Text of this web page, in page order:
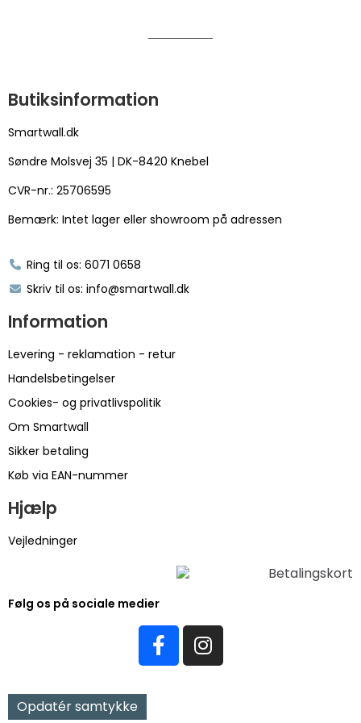
Butiksinformation
Smartwall.dk
Søndre Molsvej 35 | DK-8420 Knebel
CVR-nr.: 25706595
Bemærk: Intet lager eller showroom på adressen
Ring til os: 6071 0658
Skriv til os: info@smartwall.dk
Information
Levering - reklamation - retur
Handelsbetingelser
Cookies- og privatlivspolitik
Om Smartwall
Sikker betaling
Køb via EAN-nummer
Hjælp
Vejledninger
Følg os på sociale medier
Opdatér samtykke